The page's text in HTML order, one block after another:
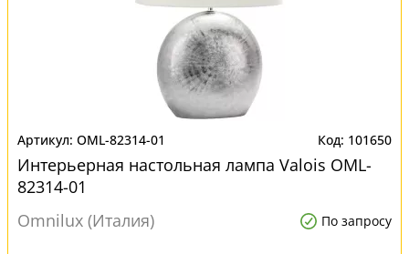
OML-82314-01 101650
Интерьерная настольная лампа Valois OML-
82314-01
Omnilux (Италия)
По запросу